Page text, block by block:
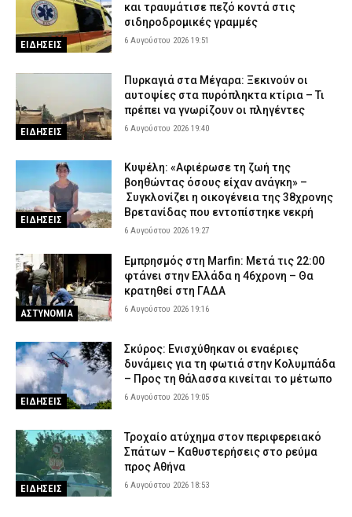
ΕΙΔΗΣΕΙΣ
και τραυμάτισε πεζό κοντά στις
σιδηροδρομικές γραμμές
6 Αυγούστου 2026 19:51
ΕΙΔΗΣΕΙΣ
Πυρκαγιά στα Μέγαρα: Ξεκινούν οι
αυτοψίες στα πυρόπληκτα κτίρια – Τι
πρέπει να γνωρίζουν οι πληγέντες
6 Αυγούστου 2026 19:40
ΕΙΔΗΣΕΙΣ
Κυψέλη: «Αφιέρωσε τη ζωή της
βοηθώντας όσους είχαν ανάγκη» –
Συγκλονίζει η οικογένεια της 38χρονης
Βρετανίδας που εντοπίστηκε νεκρή
6 Αυγούστου 2026 19:27
ΑΣΤΥΝΟΜΙΑ
Εμπρησμός στη Marfin: Μετά τις 22:00
φτάνει στην Ελλάδα η 46χρονη – Θα
κρατηθεί στη ΓΑΔΑ
6 Αυγούστου 2026 19:16
ΕΙΔΗΣΕΙΣ
Σκύρος: Ενισχύθηκαν οι εναέριες
δυνάμεις για τη φωτιά στην Κολυμπάδα
– Προς τη θάλασσα κινείται το μέτωπο
6 Αυγούστου 2026 19:05
ΕΙΔΗΣΕΙΣ
Τροχαίο ατύχημα στον περιφερειακό
Σπάτων – Καθυστερήσεις στο ρεύμα
προς Αθήνα
6 Αυγούστου 2026 18:53